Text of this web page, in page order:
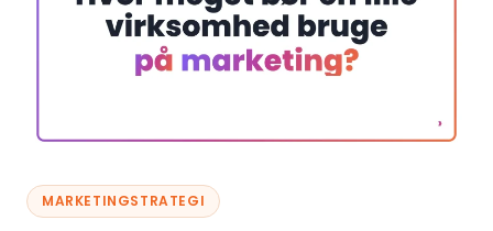
MARKETINGSTRATEGI